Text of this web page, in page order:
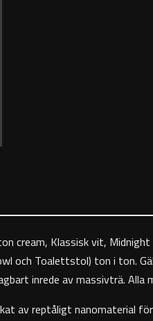
cream, Klassisk vit,
och Toalettstol) ton i ton.
inrede av massivträ. Alla
av reptåligt nanomaterial